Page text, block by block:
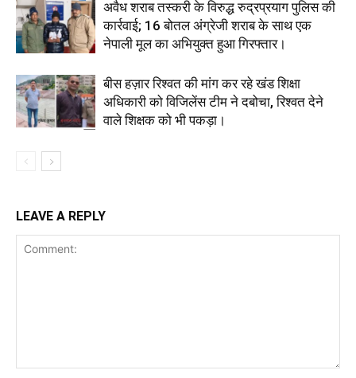
अवैध शराब तस्करी के विरुद्ध रुद्रप्रयाग पुलिस की
कार्रवाई; 16 बोतल अंग्रेजी शराब के साथ एक
नेपाली मूल का अभियुक्त हुआ गिरफ्तार।
बीस हज़ार रिश्वत की मांग कर रहे खंड शिक्षा
अधिकारी को विजिलेंस टीम ने दबोचा, रिश्वत देने
वाले शिक्षक को भी पकड़ा।
LEAVE A REPLY